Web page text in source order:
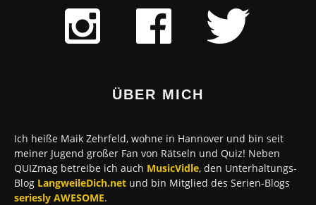
ÜBER MICH
Ich heiße Maik Zehrfeld, wohne in Hannover und bin seit
meiner Jugend großer Fan von Rätseln und Quiz! Neben
QUIZmag betreibe ich auch MusicVidle, den Unterhaltungs-
Blog LangweileDich.net und bin Mitglied des Serien-Blogs
seriesly AWESOME.